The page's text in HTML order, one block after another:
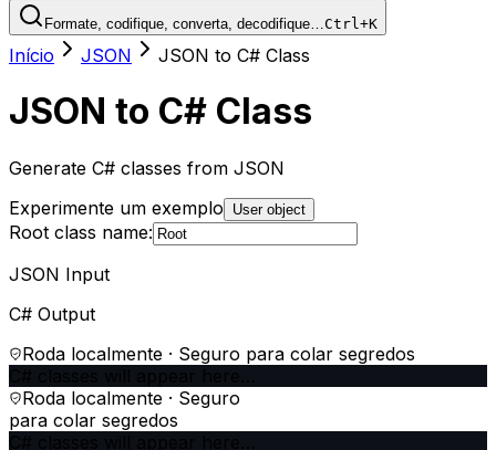
Formate, codifique, converta, decodifique…Ctrl+K
Início JSON JSON to C# Class
JSON to C# Class
Generate C# classes from JSON
Experimente um exemplo
User object
Root class name:
JSON Input
C# Output
Roda localmente · Seguro para colar segredos
Roda localmente · Seguro
para colar segredos